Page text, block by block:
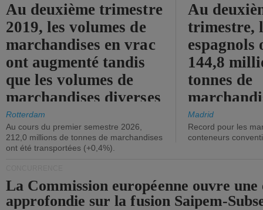
Au deuxième trimestre
2019, les volumes de
marchandises en vrac
ont augmenté tandis
que les volumes de
marchandises diverses
ont diminué.
Rotterdam
Au cours du premier semestre 2026,
212,0 millions de tonnes de marchandises
ont été transportées (+0,4%).
Au
trimestre,
144,8
tonnes de
(+2,9%).
Madrid
Record pour les
conteneurs
La Commission européenne ouvre une
approfondie sur la fusion Saipem-